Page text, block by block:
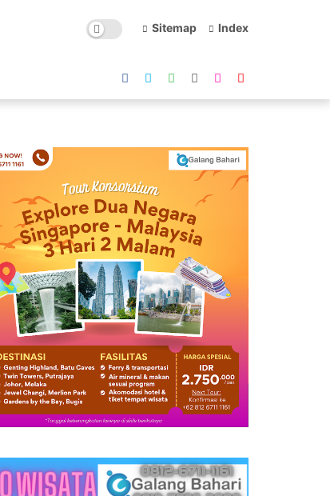
Sitemap Index